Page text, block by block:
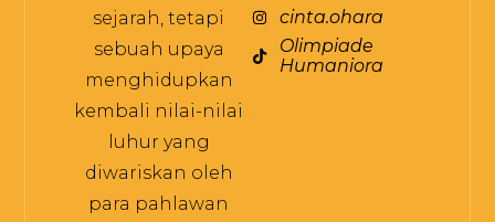
sejarah, tetapi
sebuah upaya
menghidupkan
kembali nilai-nilai
luhur yang
diwariskan oleh
para pahlawan
cinta.ohara
Olimpiade
Humaniora